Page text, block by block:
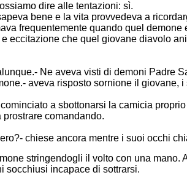
dire alle tentazioni: sì.
bene e la vita provvedeva a
frequentemente quando quel demone
eccitazione che quel giovane diavolo
Ne aveva visti di demoni Padre
aveva risposto sornione il giovane,
a sbottonarsi la camicia
comandando.
chiese ancora mentre i suoi occhi
stringendogli il volto con una
socchiusi incapace di sottrarsi.